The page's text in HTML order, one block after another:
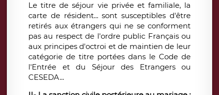
Le titre de séjour vie privée et familiale, la
carte de résident... sont susceptibles d'être
retirés aux étrangers qui ne se conforment
pas au respect de l'ordre public Français ou
aux principes d'octroi et de maintien de leur
catégorie de titre portées dans le Code de
l'Entrée et du Séjour des Etrangers ou
CESEDA...